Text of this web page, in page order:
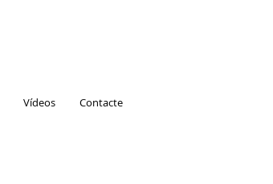
Vídeos Contacte